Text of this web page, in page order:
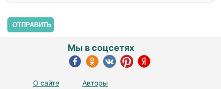
ОТПРАВИТЬ
О сайте
Авторы
Мы в соцсетях